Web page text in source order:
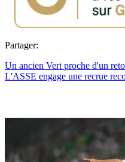
Partager:
Un ancien Vert proche d'un
L'ASSE engage une recrue